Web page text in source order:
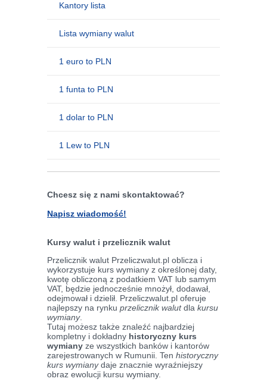
Kantory lista
Lista wymiany walut
1 euro to PLN
1 funta to PLN
1 dolar to PLN
1 Lew to PLN
Chcesz się z nami skontaktować?
Napisz wiadomość!
Kursy walut i przelicznik walut
Przelicznik walut Przeliczwalut.pl oblicza i
wykorzystuje kurs wymiany z określonej daty,
kwotę obliczoną z podatkiem VAT lub samym
VAT, będzie jednocześnie mnożył, dodawał,
odejmował i dzielił. Przeliczwalut.pl oferuje
najlepszy na rynku przelicznik walutdla kursu
wymiany.
Tutaj możesz także znaleźć najbardziej
kompletny i dokładny historyczny kurs
wymiany ze wszystkich banków i kantorów
zarejestrowanych w Rumunii. Ten historyczny
kurs wymianydaje znacznie wyraźniejszy
obraz ewolucji kursu wymiany.